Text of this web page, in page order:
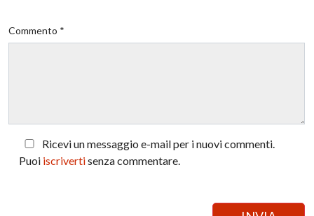
Commento *
Ricevi un messaggio e-mail per i nuovi commenti.
Puoi iscrivertisenza commentare.